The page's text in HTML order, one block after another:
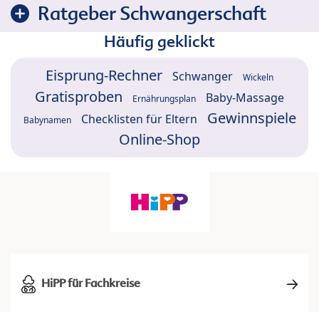
Ratgeber Schwangerschaft
Häufig geklickt
Eisprung-Rechner Schwanger Wickeln
Gratisproben Ernährungsplan Baby-Massage
Babynamen Checklisten für Eltern
Gewinnspiele
Online-Shop
HiPP für Fachkreise